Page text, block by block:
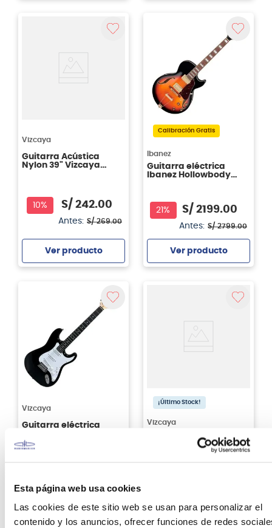
Esta página web usa cookies
Las cookies de este sitio web se usan para personalizar el
contenido y los anuncios, ofrecer funciones de redes
Vizcaya
Guitarra Acústica
Nylon 39" Vizcaya
10% S/ 242.00
Antes: S/ 269.00
Ver producto
Calibración Gratis
Ibanez
Guitarra eléctrica
Ibanez Hollowbody
21% S/ 2199.00
Antes: S/ 2799.00
Ver producto
Vizcaya
Guitarra eléctrica
Black
Antes: S/ 499.00
Ver producto
¡Último Stock!
Vizcaya
electroacústica
Vizcaya FC-39CE 4/4
Ver producto